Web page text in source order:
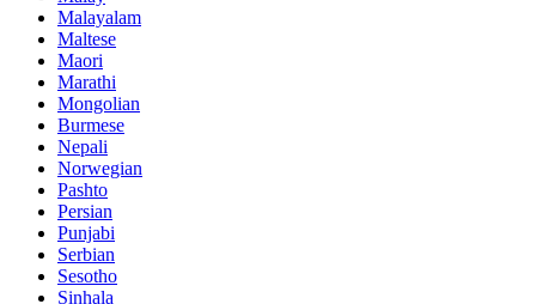
Malayalam
Maltese
Maori
Marathi
Mongolian
Burmese
Nepali
Norwegian
Pashto
Persian
Punjabi
Serbian
Sesotho
Sinhala